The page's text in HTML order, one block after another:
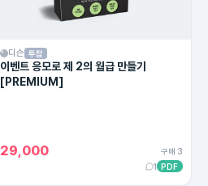
디슨 투잡
이벤트 응모로 제 2의 월급 만들기
[PREMIUM]
29,000
구매 3
1 PDF